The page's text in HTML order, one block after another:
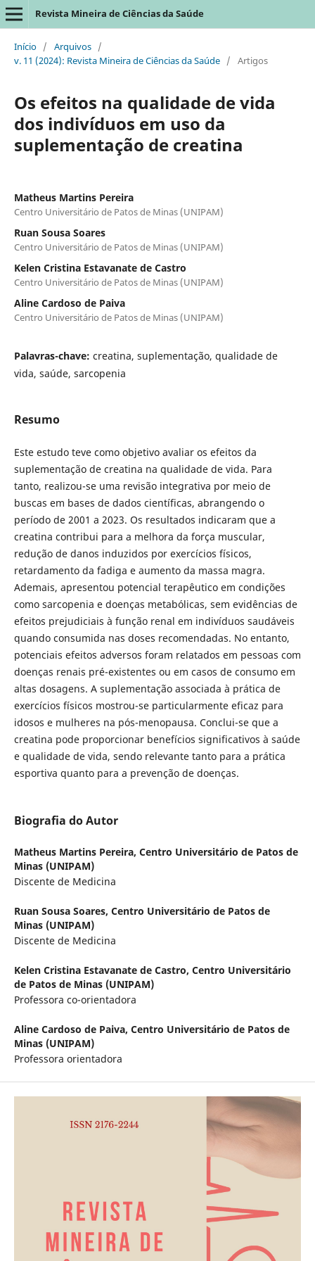
Revista Mineira de Ciências da Saúde
Início / Arquivos /
v. 11 (2024): Revista Mineira de Ciências da Saúde / Artigos
Os efeitos na qualidade de vida
dos indivíduos em uso da
suplementação de creatina
Matheus Martins Pereira
Centro Universitário de Patos de Minas (UNIPAM)
Ruan Sousa Soares
Centro Universitário de Patos de Minas (UNIPAM)
Kelen Cristina Estavanate de Castro
Centro Universitário de Patos de Minas (UNIPAM)
Aline Cardoso de Paiva
Centro Universitário de Patos de Minas (UNIPAM)
Palavras-chave: creatina, suplementação, qualidade de
vida, saúde, sarcopenia
Resumo
Este estudo teve como objetivo avaliar os efeitos da
suplementação de creatina na qualidade de vida. Para
tanto, realizou-se uma revisão integrativa por meio de
buscas em bases de dados científicas, abrangendo o
período de 2001 a 2023. Os resultados indicaram que a
creatina contribui para a melhora da força muscular,
redução de danos induzidos por exercícios físicos,
retardamento da fadiga e aumento da massa magra.
Ademais, apresentou potencial terapêutico em condições
como sarcopenia e doenças metabólicas, sem evidências de
efeitos prejudiciais à função renal em indivíduos saudáveis
quando consumida nas doses recomendadas. No entanto,
potenciais efeitos adversos foram relatados em pessoas com
doenças renais pré-existentes ou em casos de consumo em
altas dosagens. A suplementação associada à prática de
exercícios físicos mostrou-se particularmente eficaz para
idosos e mulheres na pós-menopausa. Conclui-se que a
creatina pode proporcionar benefícios significativos à saúde
e qualidade de vida, sendo relevante tanto para a prática
esportiva quanto para a prevenção de doenças.
Biografia do Autor
Matheus Martins Pereira, Centro Universitário de Patos de
Minas (UNIPAM)
Discente de Medicina
Ruan Sousa Soares, Centro Universitário de Patos de
Minas (UNIPAM)
Discente de Medicina
Kelen Cristina Estavanate de Castro, Centro Universitário
de Patos de Minas (UNIPAM)
Professora co-orientadora
Aline Cardoso de Paiva, Centro Universitário de Patos de
Minas (UNIPAM)
Professora orientadora